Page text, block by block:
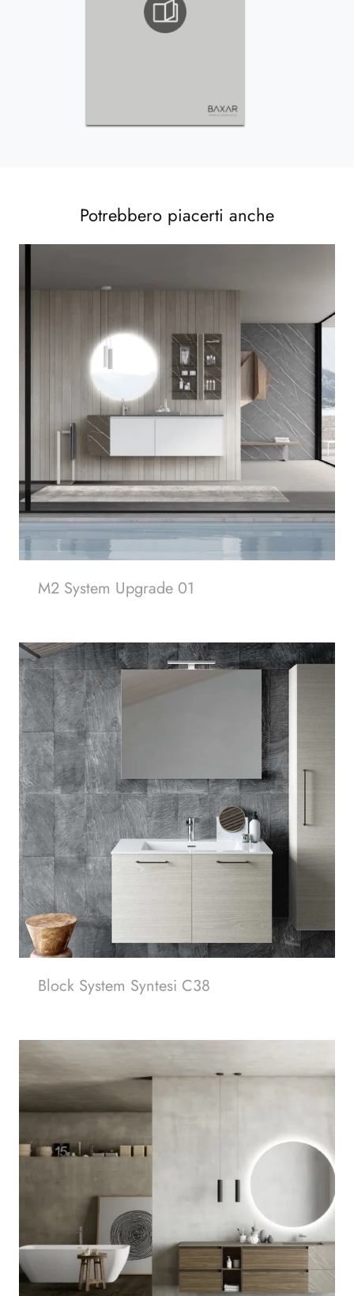
Potrebbero piacerti anche
M2 System Upgrade 01
Block System Syntesi C38